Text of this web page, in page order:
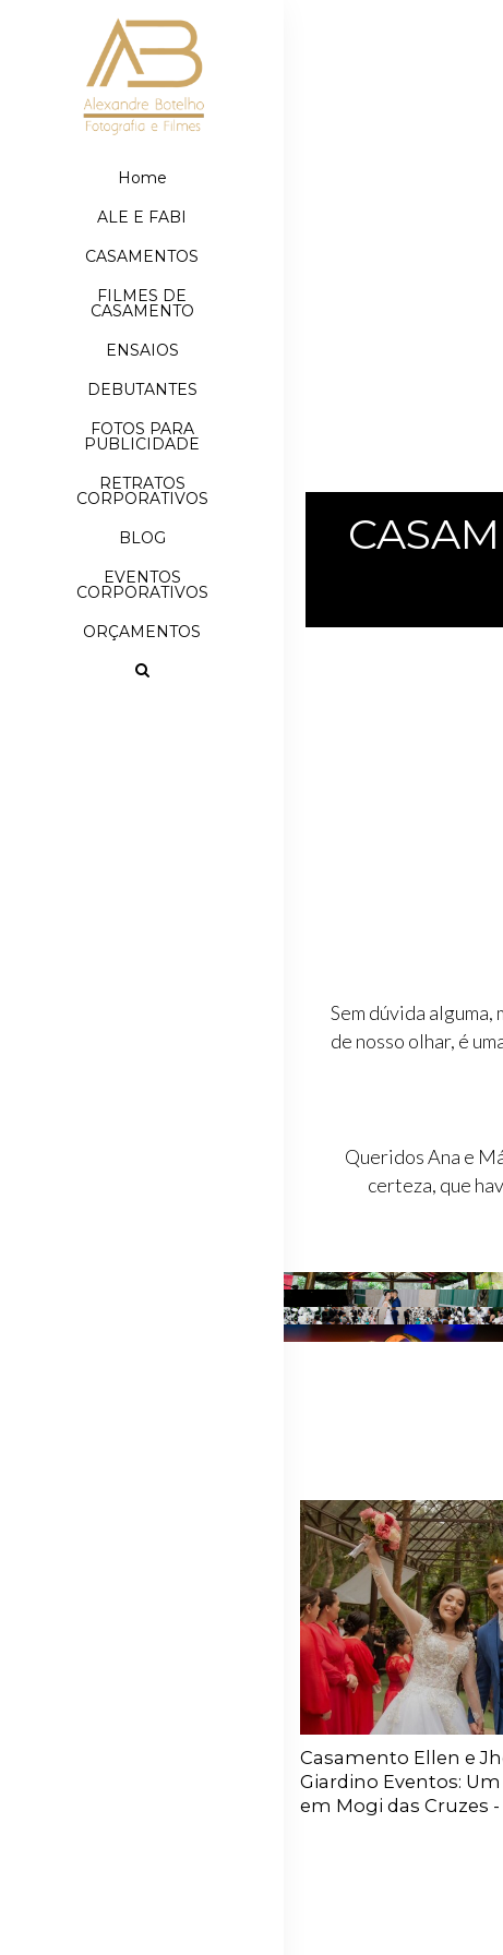
Home
ALE E FABI
CASAMENTOS
FILMES DE
CASAMENTO
ENSAIOS
DEBUTANTES
FOTOS PARA
PUBLICIDADE
RETRATOS
CORPORATIVOS
BLOG
EVENTOS
CORPORATIVOS
ORÇAMENTOS
Sem dúvida
de nosso olhar, é
Queridos Ana e
certeza, que
Casamento Ellen e
Giardino Eventos:
em Mogi das Cruzes -